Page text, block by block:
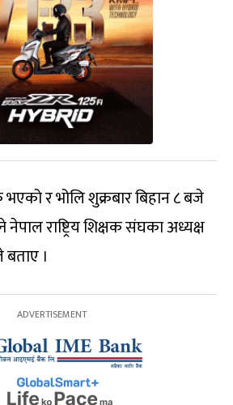
र भोलि शुक्रबार बिहान ८ बजे
नेपाल राष्ट्रिय शिक्षक संघका अध्यक्ष
बताए ।